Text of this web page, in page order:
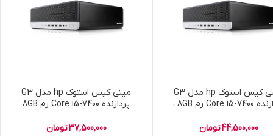
مینی کیس استوک hp مدل G3
پردازنده Core i5-7400 رم 8GB ،
44,500,000تومان
مینی کیس استوک hp مدل G3
پردازنده Core i5-7400 رم 8GB
37,500,000تومان